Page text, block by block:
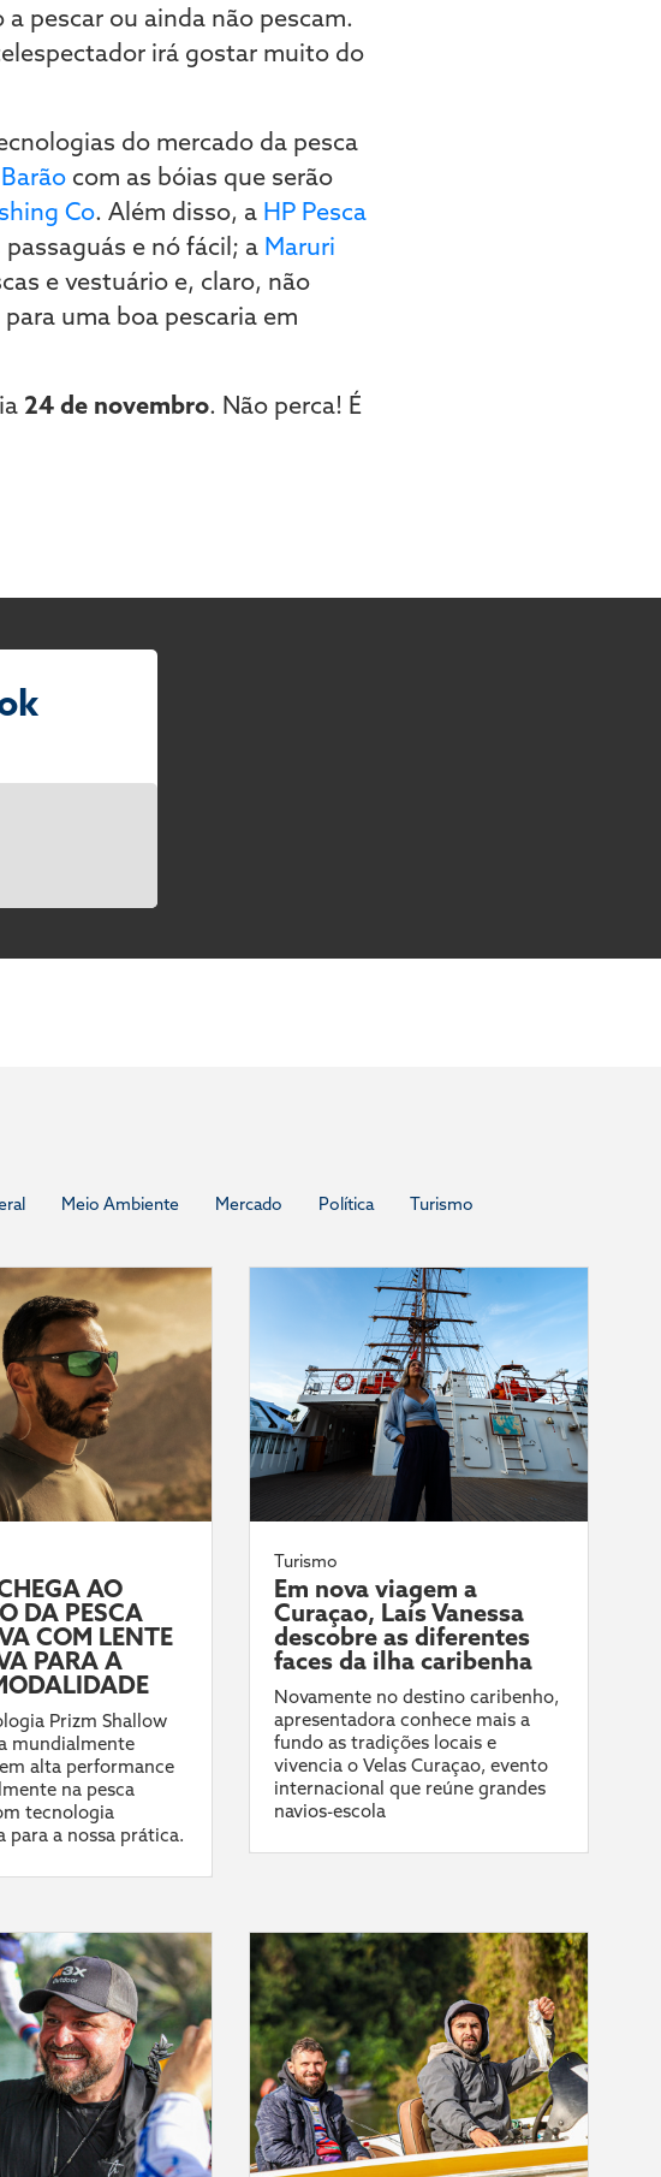
pescar ou ainda não pescam.
irá gostar muito do
do mercado da pesca
com as bóias que serão
Co. Além disso, a HP Pesca
e nó fácil; a Maruri
e vestuário e, claro, não
uma boa pescaria em
24 de novembro. Não perca! É
Meio Ambiente Mercado Política Turismo
AO
DA PESCA
COM LENTE
PARA A
Prizm Shallow
mundialmente
alta performance
na pesca
tecnologia
para a nossa prática.
Turismo
Em nova viagem a
Curaçao, Laís Vanessa
descobre as diferentes
faces da ilha caribenha
Novamente no destino caribenho,
apresentadora conhece mais a
fundo as tradições locais e
vivencia o Velas Curaçao, evento
internacional que reúne grandes
navios-escola